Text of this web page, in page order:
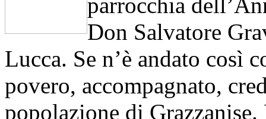
Don Salvatore
Lucca. Se n’è andato così
povero, accompagnato,
popolazione di